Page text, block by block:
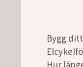
Bygg
Hur